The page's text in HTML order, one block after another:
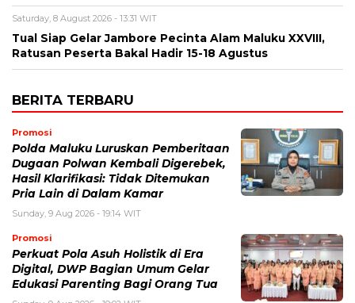
Saturday, 8 August 2026 - 13:31 WIT
Tual Siap Gelar Jambore Pecinta Alam Maluku XXVIII,
Ratusan Peserta Bakal Hadir 15-18 Agustus
BERITA TERBARU
Promosi
Polda Maluku Luruskan Pemberitaan
Dugaan Polwan Kembali Digerebek,
Hasil Klarifikasi: Tidak Ditemukan
Pria Lain di Dalam Kamar
Sunday, 9 Aug 2026 - 19:14 WIT
Promosi
Perkuat Pola Asuh Holistik di Era
Digital, DWP Bagian Umum Gelar
Edukasi Parenting Bagi Orang Tua